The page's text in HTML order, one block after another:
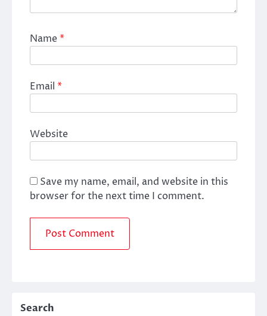
Name*
Email *
Website
Save my name, email, and website in this
browser for the next time I comment.
Search